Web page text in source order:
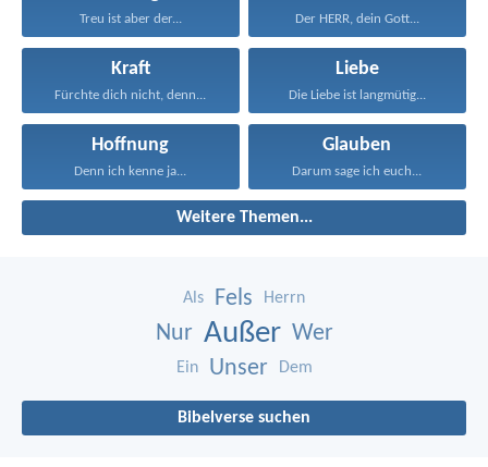
Treu ist aber der... Der HERR, dein Gott...
Kraft
Fürchte dich nicht, denn...
Liebe
Die Liebe ist langmütig...
Hoffnung
Denn ich kenne ja...
Glauben
Darum sage ich euch...
Weitere Themen...
Als Fels Herrn
Nur Außer Wer
Ein Unser Dem
Bibelverse suchen